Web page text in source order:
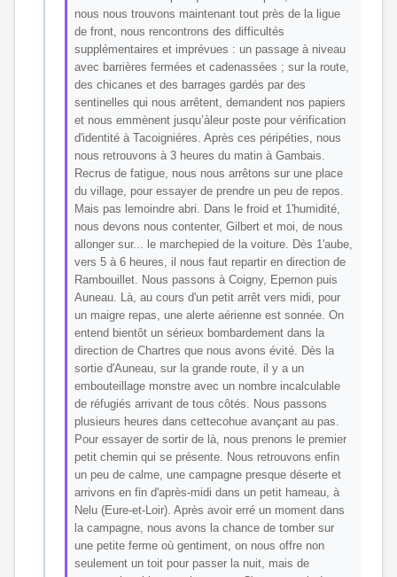
nous nous trouvons maintenant tout près de la ligue
de front, nous rencontrons des difficultés
supplémentaires et imprévues : un passage à niveau
avec barrières fermées et cadenassées ; sur la route,
des chicanes et des barrages gardés par des
sentinelles qui nous arrêtent, demandent nos papiers
et nous emmènent jusqu’àleur poste pour vérification
d'identité à Tacoigniéres. Après ces péripéties, nous
nous retrouvons à 3 heures du matin à Gambais.
Recrus de fatigue, nous nous arrêtons sur une place
du village, pour essayer de prendre un peu de repos.
Mais pas lemoindre abri. Dans le froid et 1'humidité,
nous devons nous contenter, Gilbert et moi, de nous
allonger sur... le marchepied de la voiture. Dès 1'aube,
vers 5 à 6 heures, il nous faut repartir en direction de
Rambouillet. Nous passons à Coigny, Epernon puis
Auneau. Là, au cours d'un petit arrêt vers midi, pour
un maigre repas, une alerte aérienne est sonnée. On
entend bientôt un sérieux bombardement dans la
direction de Chartres que nous avons évité. Dès la
sortie d'Auneau, sur la grande route, il y a un
embouteillage monstre avec un nombre incalculable
de réfugiés arrivant de tous côtés. Nous passons
plusieurs heures dans cettecohue avançant au pas.
Pour essayer de sortir de là, nous prenons le premier
petit chemin qui se présente. Nous retrouvons enfin
un peu de calme, une campagne presque déserte et
arrivons en fin d'après-midi dans un petit hameau, à
Nelu (Eure-et-Loir). Après avoir erré un moment dans
la campagne, nous avons la chance de tomber sur
une petite ferme où gentiment, on nous offre non
seulement un toit pour passer la nuit, mais de